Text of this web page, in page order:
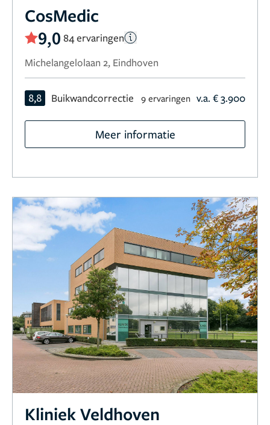
CosMedic
9,0 84 ervaringen
Michelangelolaan 2, Eindhoven
8,8 Buikwandcorrectie 9 ervaringen v.a. € 3.900
Meer informatie
Kliniek Veldhoven